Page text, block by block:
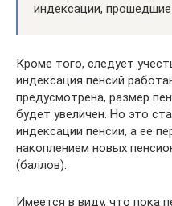
индексации,
Кроме того, следует
индексация пенсий
предусмотрена, размер
будет увеличен. Но это
индексации пенсии, а ее
накоплением новых
(баллов).
Имеется в виду, что пока